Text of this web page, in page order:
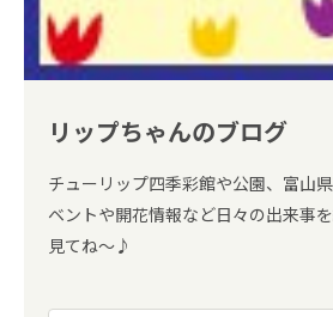
リップちゃんのブログ
チューリップ四季彩館や公園、富山
ベントや開花情報など日々の出来事
見てね～♪